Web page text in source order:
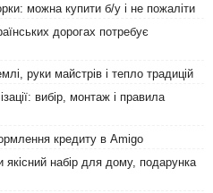
можна купити б/у і не пожаліти
дорогах потребує
руки майстрів і тепло традицій
вибір, монтаж і правила
кредиту в Amigo
набір для дому, подарунка